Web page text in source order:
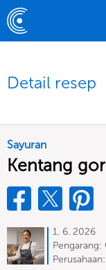
Detail resep
Sayuran
Kentang
1. 6. 2026
Pengarang:
Perusahaan: